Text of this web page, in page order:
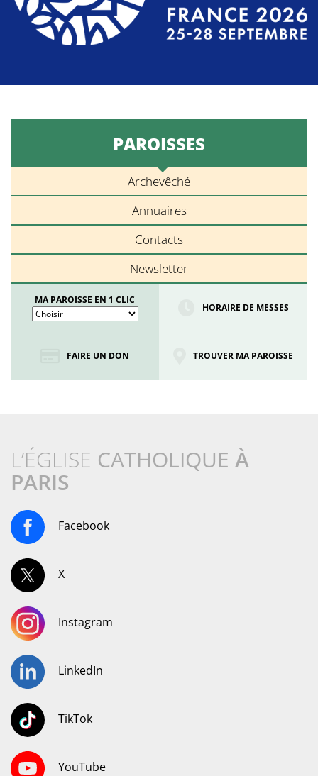
PAROISSES
Archevêché
Annuaires
Contacts
Newsletter
MA PAROISSE EN 1 CLIC
HORAIRE DE MESSES
FAIRE UN DON TROUVER MA PAROISSE
L’ÉGLISE CATHOLIQUE À
PARIS
Facebook
X
Instagram
LinkedIn
TikTok
YouTube